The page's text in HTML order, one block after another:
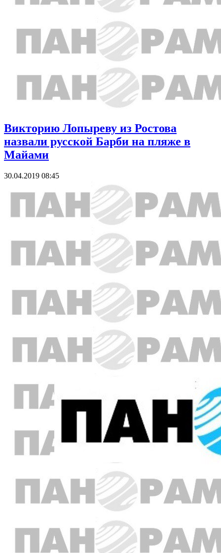
Викторию Лопыреву из Ростова
назвали русской Барби на пляже в
Майами
30.04.2019 08:45